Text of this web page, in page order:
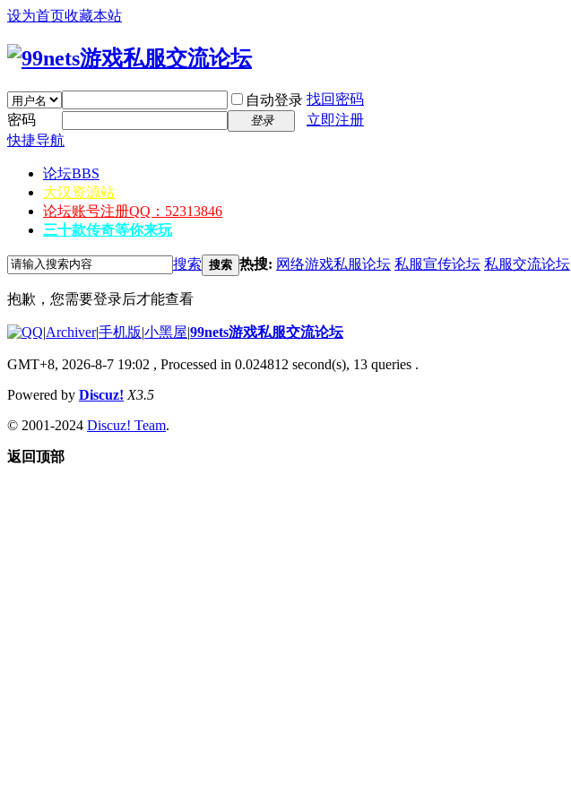
设为首页收藏本站
自动登录 找回密码
密码
登录
立即注册
快捷导航
论坛BBS
大汉资源站
论坛账号注册QQ：52313846
三十款传奇等你来玩
搜索 搜索 热搜: 网络游戏私服论坛 私服宣传论坛 私服交流论坛
抱歉，您需要登录后才能查看
|Archiver|手机版|小黑屋|99nets游戏私服交流论坛
GMT+8, 2026-8-7 19:02 , Processed in 0.024812 second(s), 13 queries .
Powered by Discuz! X3.5
© 2001-2024 Discuz! Team.
返回顶部